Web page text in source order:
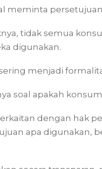
meminta
tidak semua
digunakan.
menjadi
soal apakah
dengan hak
apa digunakan,